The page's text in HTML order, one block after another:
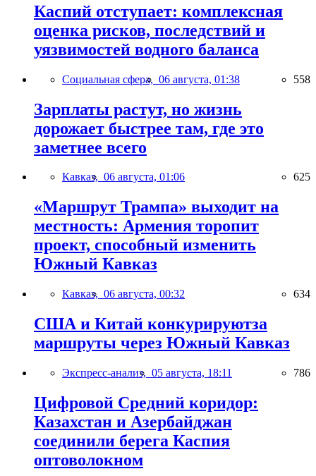
Каспий отступает: комплексная
оценка рисков, последствий и
уязвимостей водного баланса
Социальная сфера, 06 августа, 01:38 558
Зарплаты растут, но жизнь
дорожает быстрее там, где это
заметнее всего
Кавказ, 06 августа, 01:06 625
«Маршрут Трампа» выходит на
местность: Армения торопит
проект, способный изменить
Южный Кавказ
Кавказ, 06 августа, 00:32 634
США и Китай конкурируютза
маршруты через Южный Кавказ
Экспресс-анализ, 05 августа, 18:11 786
Цифровой Средний коридор:
Казахстан и Азербайджан
соединили берега Каспия
оптоволокном